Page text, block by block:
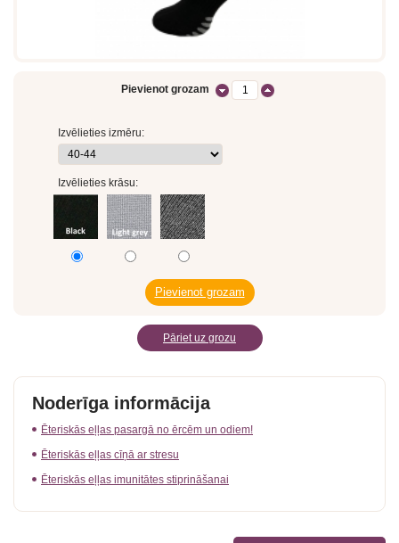
Pievienot grozam
Izvēlieties izmēru:
Izvēlieties krāsu:
Pāriet uz grozu
Noderīga informācija
Ēteriskās eļļas pasargā no ērcēm un odiem!
Ēteriskās eļļas cīņā ar stresu
Ēteriskās eļļas imunitātes stiprināšanai